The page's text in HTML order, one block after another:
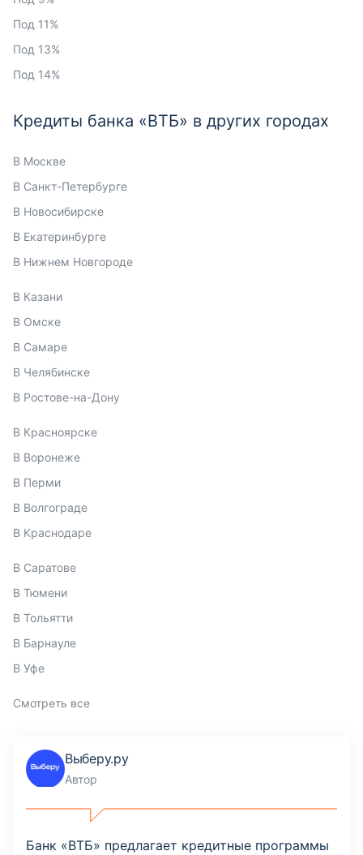
Под 11%
Под 13%
Под 14%
Кредиты банка «ВТБ» в других городах
В Москве
В Санкт-Петербурге
В Новосибирске
В Екатеринбурге
В Нижнем Новгороде
В Казани
В Омске
В Самаре
В Челябинске
В Ростове-на-Дону
В Красноярске
В Воронеже
В Перми
В Волгограде
В Краснодаре
В Саратове
В Тюмени
В Тольятти
В Барнауле
В Уфе
Смотреть все
Выберу.ру
Автор
Банк «ВТБ» предлагает кредитные программы